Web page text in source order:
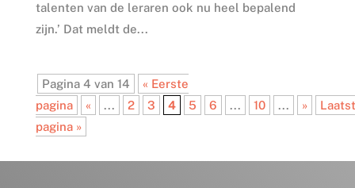
talenten van de leraren ook nu heel bepalend
zijn.’ Dat meldt de...
Pagina 4 van 14
« Eerste
pagina
« ... 2 3 4 5 6 ... 10 ... »
pagina »